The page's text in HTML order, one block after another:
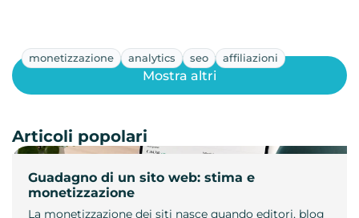
monetizzazione analytics seo affiliazioni
Guadagno di un sito web: stima e
monetizzazione
La monetizzazione dei siti nasce quando editori, blog
Mostra altri
Articoli popolari